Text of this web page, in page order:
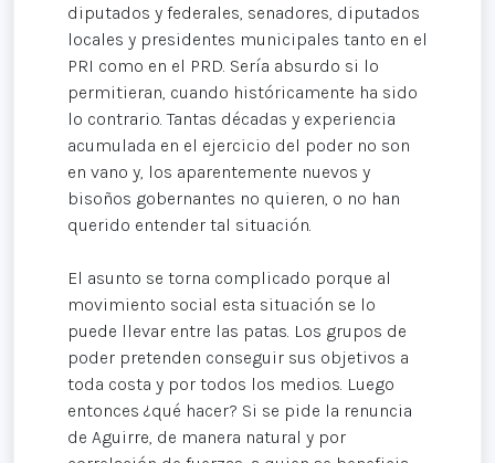
diputados y federales, senadores, diputados
locales y presidentes municipales tanto en el
PRI como en el PRD. Sería absurdo si lo
permitieran, cuando históricamente ha sido
lo contrario. Tantas décadas y experiencia
acumulada en el ejercicio del poder no son
en vano y, los aparentemente nuevos y
bisoños gobernantes no quieren, o no han
querido entender tal situación.
El asunto se torna complicado porque al
movimiento social esta situación se lo
puede llevar entre las patas. Los grupos de
poder pretenden conseguir sus objetivos a
toda costa y por todos los medios. Luego
entonces ¿qué hacer? Si se pide la renuncia
de Aguirre, de manera natural y por